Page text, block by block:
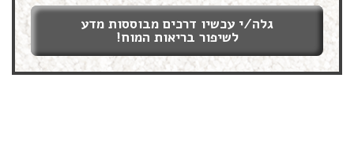
גלה/י עכשיו דרכים מבוססות מדע
לשיפור בריאות המוח!